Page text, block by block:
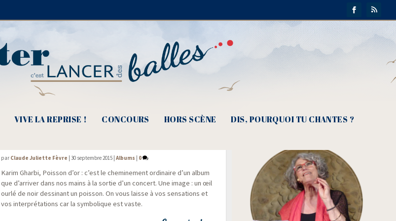
VIVE LA REPRISE ! CONCOURS HORS SCÈNE DIS, POURQUOI TU CHANTES ?
par Claude Juliette Fèvre |30 septembre 2015 |Albums 0
Karim Ghar­bi, Pois­son d’or : c’est le che­mi­ne­ment ordi­naire d’un album
que d’arriver dans nos mains à la sor­tie d’un concert. Une image : un œil
our­lé de noir des­si­nant un pois­son. On vous laisse à vos sen­sa­tions et
vos inter­pré­ta­tions car la sym­bo­lique est vaste.